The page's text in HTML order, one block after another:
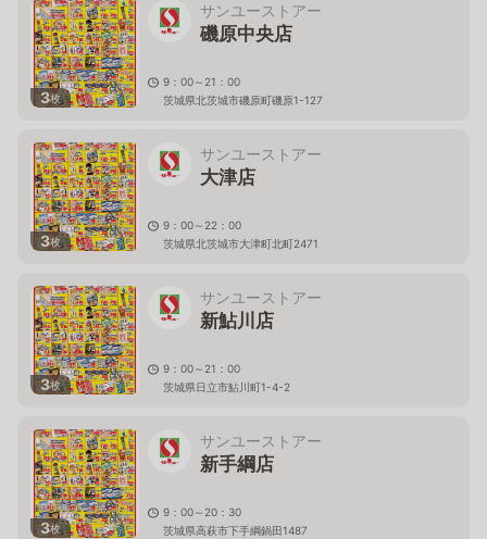
3枚
サンユーストアー
磯原中央店
9：00～21：00
茨城県北茨城市磯原町磯原1-127
3枚
サンユーストアー
大津店
9：00～22：00
茨城県北茨城市大津町北町2471
3枚
サンユーストアー
新鮎川店
9：00～21：00
茨城県日立市鮎川町1-4-2
3枚
サンユーストアー
新手綱店
9：00～20：30
茨城県高萩市下手綱鍋田1487